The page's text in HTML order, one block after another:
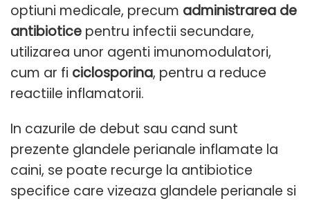
optiuni medicale, precum administrarea de
antibiotice pentru infectii secundare,
utilizarea unor agenti imunomodulatori,
cum ar fi ciclosporina, pentru a reduce
reactiile inflamatorii.
In cazurile de debut sau cand sunt
prezente glandele perianale inflamate la
caini, se poate recurge la antibiotice
specifice care vizeaza glandele perianale si